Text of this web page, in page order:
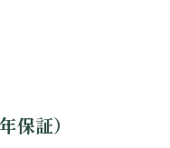
保証）